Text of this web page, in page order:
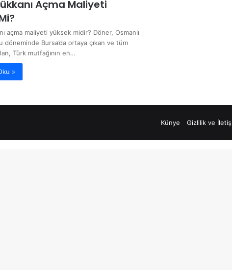
Açma Maliyeti
açma maliyeti yüksek midir? Döner, Osmanlı
döneminde Bursa’da ortaya çıkan ve tüm
Türk mutfağının en…
»
Künye Gizlilik ve